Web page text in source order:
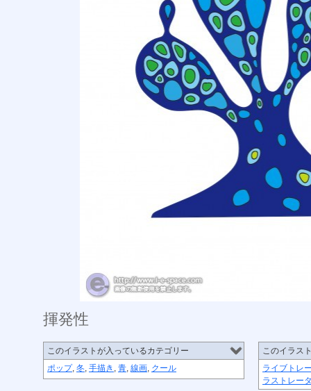
揮発性
このイラストが入っているカテゴリー
ポップ, 冬, 手描き , 青, 線画, クール
このイラス
ライブトレ
ラストレー